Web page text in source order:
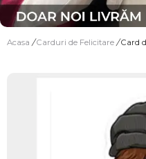
Acasa / Carduri de Felicitare / Card